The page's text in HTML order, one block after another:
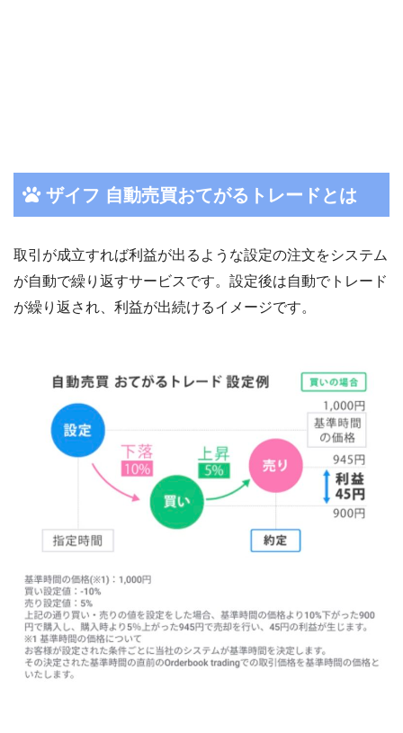
ザイフ 自動売買おてがるトレードとは
取引が成立すれば利益が出るような設定の注文をシステム
が自動で繰り返すサービスです。設定後は自動でトレード
が繰り返され、利益が出続けるイメージです。